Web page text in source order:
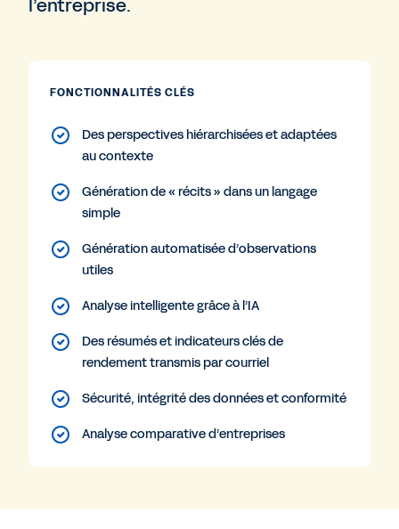
l’entreprise.
FONCTIONNALITÉS CLÉS
Des perspectives hiérarchisées et adaptées
au contexte
Génération de « récits » dans un langage
simple
Génération automatisée d’observations
utiles
Analyse intelligente grâce à l’IA
Des résumés et indicateurs clés de
rendement transmis par courriel
Sécurité, intégrité des données et conformité
Analyse comparative d’entreprises